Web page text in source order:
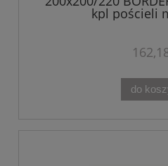
kpl pościeli
do